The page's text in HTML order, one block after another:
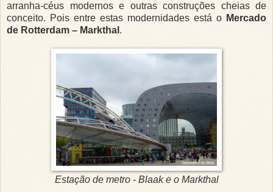
arranha-céus modernos e outras construções cheias de
conceito. Pois entre estas modernidades está o Mercado
de Rotterdam – Markthal .
Estação de metro - Blaak e o Markthal